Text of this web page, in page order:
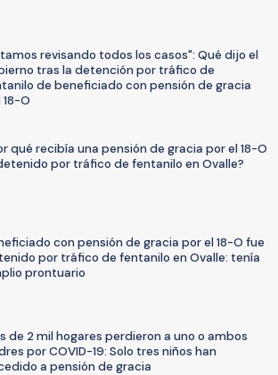
revisando todos los casos": Qué dijo el
tras la detención por tráfico de
de beneficiado con pensión de gracia
O
qué recibía una pensión de gracia por el 18-O
por tráfico de fentanilo en Ovalle?
con pensión de gracia por el 18-O fue
por tráfico de fentanilo en Ovalle: tenía
prontuario
de 2 mil hogares perdieron a uno o ambos
por COVID-19: Solo tres niños han
a pensión de gracia